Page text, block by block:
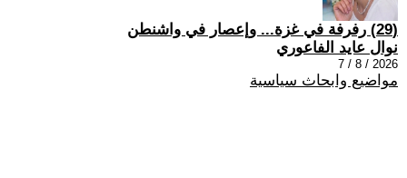
(29) رفرفة في غزة... وإعصار في واشنطن
نوال عايد الفاعوري
2026 / 8 / 7
مواضيع وابحاث سياسية